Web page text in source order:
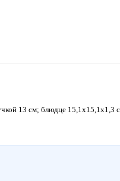
13 см; блюдце 15,1х15,1х1,3